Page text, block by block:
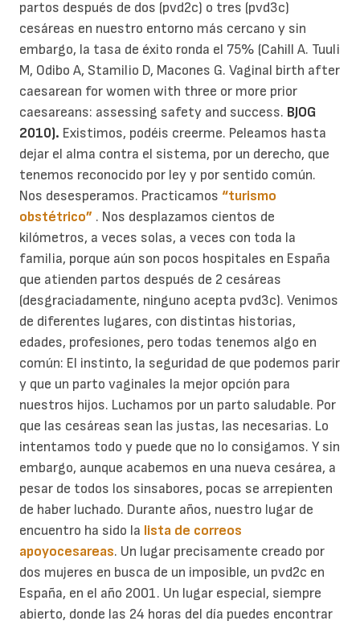
partos después de dos (pvd2c) o tres (pvd3c)
cesáreas en nuestro entorno más cercano y sin
embargo, la tasa de éxito ronda el 75% (Cahill A. Tuuli
M, Odibo A, Stamilio D, Macones G. Vaginal birth after
caesarean for women with three or more prior
caesareans: assessing safety and success. BJOG
2010). Existimos, podéis creerme. Peleamos hasta
dejar el alma contra el sistema, por un derecho, que
tenemos reconocido por ley y por sentido común.
Nos desesperamos. Practicamos “turismo
obstétrico” . Nos desplazamos cientos de
kilómetros, a veces solas, a veces con toda la
familia, porque aún son pocos hospitales en España
que atienden partos después de 2 cesáreas
(desgraciadamente, ninguno acepta pvd3c). Venimos
de diferentes lugares, con distintas historias,
edades, profesiones, pero todas tenemos algo en
común: El instinto, la seguridad de que podemos parir
y que un parto vaginales la mejor opción para
nuestros hijos. Luchamos por un parto saludable. Por
que las cesáreas sean las justas, las necesarias. Lo
intentamos todo y puede que no lo consigamos. Y sin
embargo, aunque acabemos en una nueva cesárea, a
pesar de todos los sinsabores, pocas se arrepienten
de haber luchado. Durante años, nuestro lugar de
encuentro ha sido la lista de correos
apoyocesareas. Un lugar precisamente creado por
dos mujeres en busca de un imposible, un pvd2c en
España, en el año 2001. Un lugar especial, siempre
abierto, donde las 24 horas del día puedes encontrar